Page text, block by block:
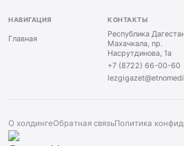
НАВИГАЦИЯ
Главная
КОНТАКТЫ
Республика
Махачкала, пр.
Насрутдинова, 1а
+7 (8722) 66-00-60
О холдингеОбратная связьПолитика